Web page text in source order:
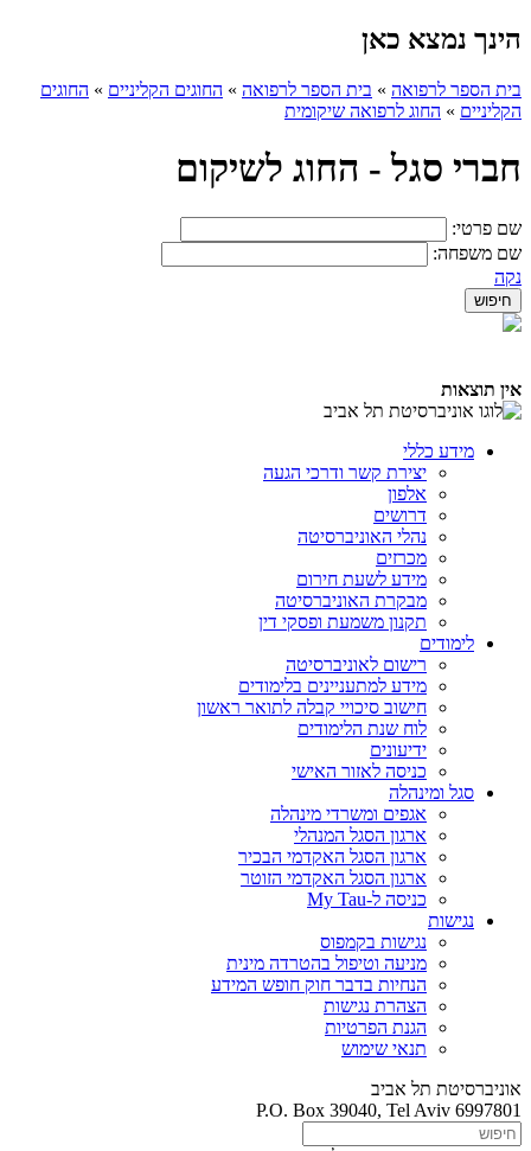
הינך נמצא כאן
בית הספר לרפואה » בית הספר לרפואה » החוגים הקליניים » החוגים
הקליניים » החוג לרפואה שיקומית
חברי סגל - החוג לשיקום
שם פרטי:
שם משפחה:
נקה
אין תוצאות
מידע כללי
יצירת קשר ודרכי הגעה
אלפון
דרושים
נהלי האוניברסיטה
מכרזים
מידע לשעת חירום
מבקרת האוניברסיטה
תקנון משמעת ופסקי דין
לימודים
רישום לאוניברסיטה
מידע למתעניינים בלימודים
חישוב סיכויי קבלה לתואר ראשון
לוח שנת הלימודים
ידיעונים
כניסה לאזור האישי
סגל ומינהלה
אגפים ומשרדי מינהלה
ארגון הסגל המנהלי
ארגון הסגל האקדמי הבכיר
ארגון הסגל האקדמי הזוטר
כניסה ל-My Tau
נגישות
נגישות בקמפוס
מניעה וטיפול בהטרדה מינית
הנחיות בדבר חוק חופש המידע
הצהרת נגישות
הגנת הפרטיות
תנאי שימוש
אוניברסיטת תל אביב
P.O. Box 39040, Tel Aviv 6997801